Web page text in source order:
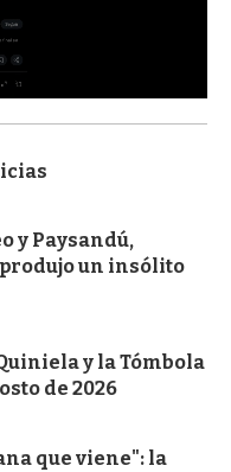
y Paysandú,
un insólito
y la Tómbola
de 2026
que viene": la